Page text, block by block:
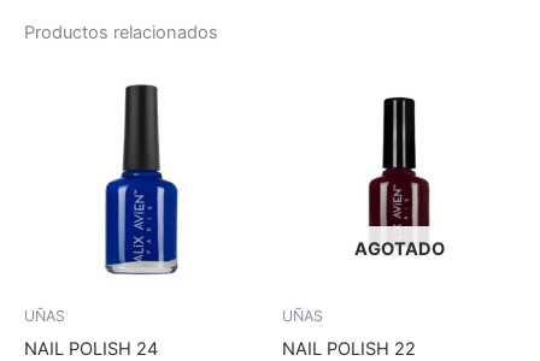
Productos relacionados
UÑAS
NAIL POLISH 24
AGOTADO
UÑAS
NAIL POLISH 22